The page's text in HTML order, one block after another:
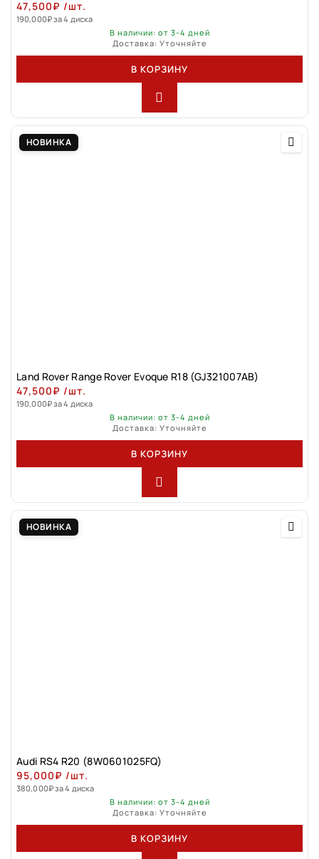
47,500₽ /шт.
190,000₽за 4 диска
В наличии: от 3-4 дней
Доставка: Уточняйте
В КОРЗИНУ
НОВИНКА
Land Rovеr Rаngе Rоver Evоque R18 (GJ321007АВ)
47,500₽ /шт.
190,000₽за 4 диска
В наличии: от 3-4 дней
Доставка: Уточняйте
В КОРЗИНУ
НОВИНКА
Audi RS4 R20 (8W0601025FQ)
95,000₽ /шт.
380,000₽за 4 диска
В наличии: от 3-4 дней
Доставка: Уточняйте
В КОРЗИНУ